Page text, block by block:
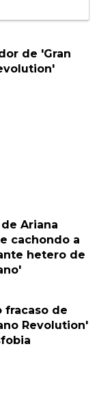
de 'Gran
Ariana
cachondo a
hetero de
fracaso de
Revolution'